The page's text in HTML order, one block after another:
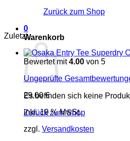
Zurück zum Shop
0
Warenkorb
Es befinden sich keine
Zurück zum Shop
Zuletzt
Bewertet mit4.00 von 5
Ungeprüfte
29,00€
inkl. 19 % MwSt.
zzgl. Versandkosten